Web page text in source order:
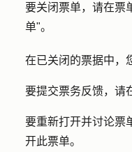
要关闭票单，请在票
单"。
在已关闭的票据中，
要提交票务反馈，请
要重新打开并讨论票
开此票单。